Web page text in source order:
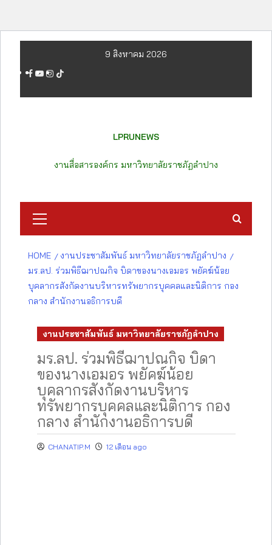
content
9 สิงหาคม 2026
facebook
youtube
instagram
tiktok
LPRUNEWS
งานสื่อสารองค์กร มหาวิทยาลัยราชภัฏลำปาง
Menu
HOME
งานประชาสัมพันธ์ มหาวิทยาลัยราชภัฏลำปาง
มร.ลป. ร่วมพิธีฌาปณกิจ บิดาของนางเอมอร พยัคฆ์น้อย
บุคลากรสังกัดงานบริหารทรัพยากรบุคคลและนิติการ กอง
กลาง สำนักงานอธิการบดี
งานประชาสัมพันธ์ มหาวิทยาลัยราชภัฏลำปาง
มร.ลป. ร่วมพิธีฌาปณกิจ บิดา
ของนางเอมอร พยัคฆ์น้อย
บุคลากรสังกัดงานบริหาร
ทรัพยากรบุคคลและนิติการ กอง
กลาง สำนักงานอธิการบดี
CHANATIP.M 12 เดือน ago